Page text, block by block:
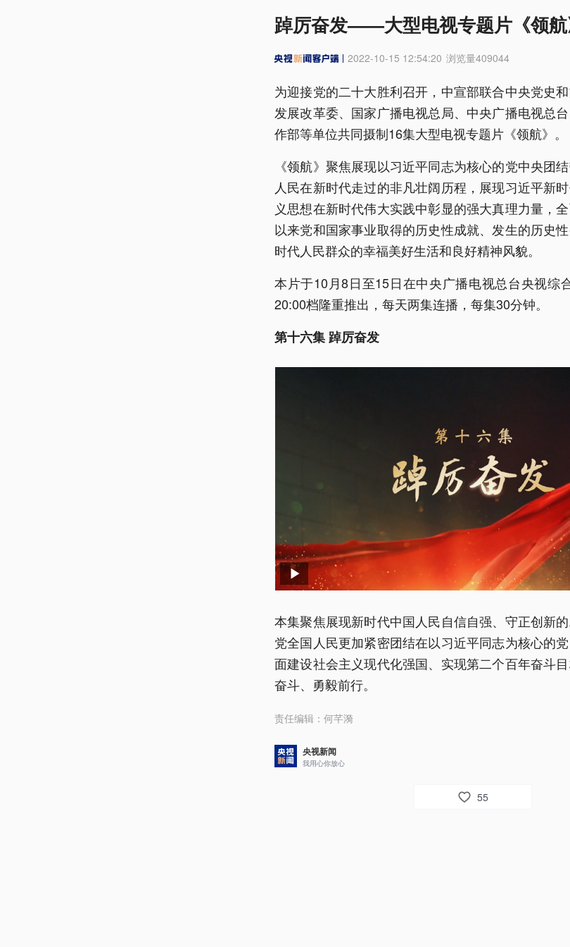
踔厉奋发——大型电视专题片《领
2022-10-15 12:54:20 浏览量409044
为迎接党的二十大胜利召开，中宣部联合中央党史
发展改革委、国家广播电视总局、中央广播电视总
作部等单位共同摄制16集大型电视专题片《领航》。
《领航》聚焦展现以习近平同志为核心的党中央团
人民在新时代走过的非凡壮阔历程，展现习近平新
义思想在新时代伟大实践中彰显的强大真理力量，
以来党和国家事业取得的历史性成就、发生的历史
时代人民群众的幸福美好生活和良好精神风貌。
本片于10月8日至15日在中央广播电视总台央视综
20:00档隆重推出，每天两集连播，每集30分钟。
第十六集 踔厉奋发
本集聚焦展现新时代中国人民自信自强、守正创新
党全国人民更加紧密团结在以习近平同志为核心的
面建设社会主义现代化强国、实现第二个百年奋斗
奋斗、勇毅前行。
责任编辑： 何芊漪
央视新闻
我用心你放心
55